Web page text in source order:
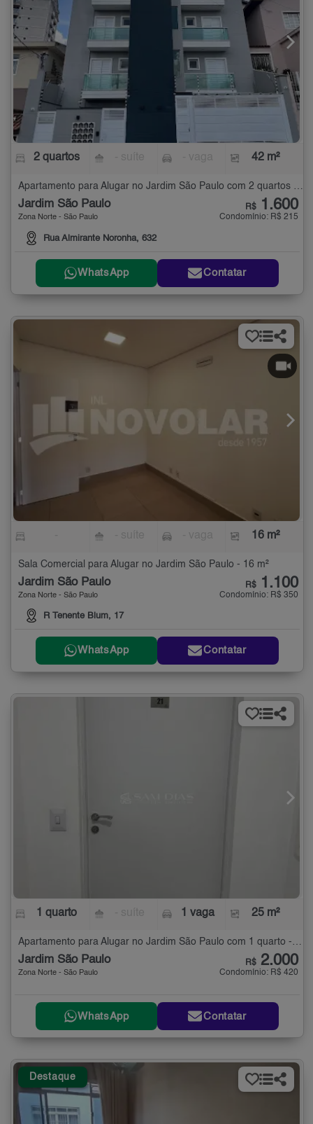
2 quartos 42 m²
Apartamento para Alugar no Jardim São Paulo com 2 quartos - 42 m²
Jardim São Paulo
Zona Norte - São Paulo
Rua Almirante Noronha, 632
R$ 1.600
Condomínio: R$ 215
WhatsApp Contatar
16 m²
Sala Comercial para Alugar no Jardim São Paulo - 16 m²
Jardim São Paulo
Zona Norte - São Paulo
R Tenente Blum, 17
R$ 1.100
Condomínio: R$ 350
WhatsApp Contatar
1 quarto 1 vaga 25 m²
Apartamento para Alugar no Jardim São Paulo com 1 quarto - 25 m²
Jardim São Paulo
Zona Norte - São Paulo
R$ 2.000
Condomínio: R$ 420
WhatsApp Contatar
Destaque